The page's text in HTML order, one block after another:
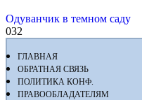
Одуванчик в темном саду
032
ГЛАВНАЯ
ОБРАТНАЯ СВЯЗЬ
ПОЛИТИКА КОНФ.
ПРАВООБЛАДАТЕЛЯМ